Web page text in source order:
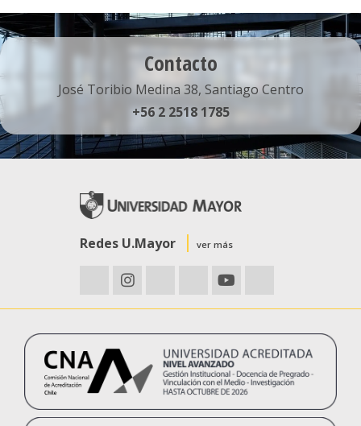
Contacto
José Toribio Medina 38, Santiago Centro
+56 2 2518 1785
Redes U.Mayor ver más